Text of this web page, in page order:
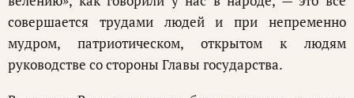
совершается трудами людей и при непременно
мудром, патриотическом, открытом к людям
руководстве со стороны Главы государства.